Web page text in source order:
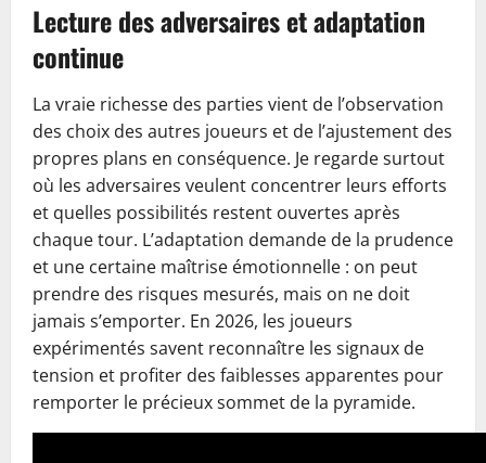
Lecture des adversaires et adaptation
continue
La vraie richesse des parties vient de l’observation
des choix des autres joueurs et de l’ajustement des
propres plans en conséquence. Je regarde surtout
où les adversaires veulent concentrer leurs efforts
et quelles possibilités restent ouvertes après
chaque tour. L’adaptation demande de la prudence
et une certaine maîtrise émotionnelle : on peut
prendre des risques mesurés, mais on ne doit
jamais s’emporter. En 2026, les joueurs
expérimentés savent reconnaître les signaux de
tension et profiter des faiblesses apparentes pour
remporter le précieux sommet de la pyramide.